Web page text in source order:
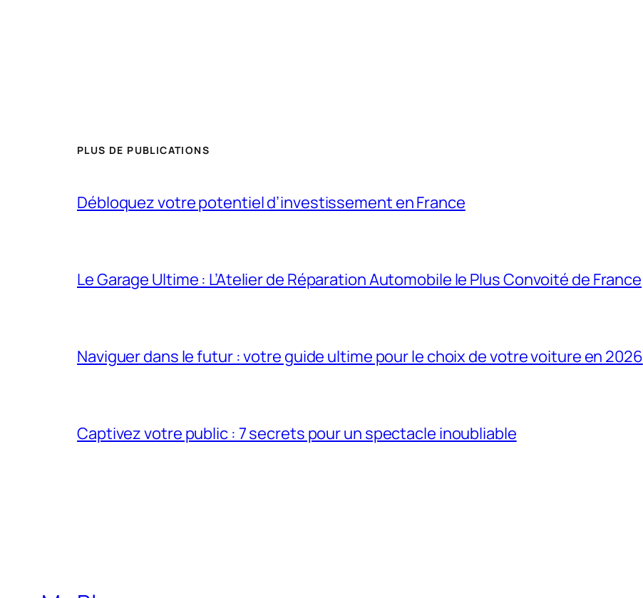
PLUS DE PUBLICATIONS
Débloquez votre potentiel d’investissement en France
Le Garage Ultime : L’Atelier de Réparation Automobile le Plus Convoité de France
Naviguer dans le futur : votre guide ultime pour le choix de votre voiture en 2026
Captivez votre public : 7 secrets pour un spectacle inoubliable